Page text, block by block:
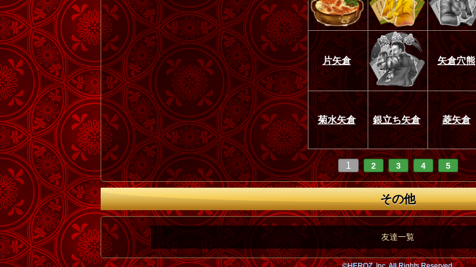
片矢倉 矢倉穴熊
菊水矢倉 銀立ち矢倉 菱矢倉
1 2 3 4 5
その他
友達一覧